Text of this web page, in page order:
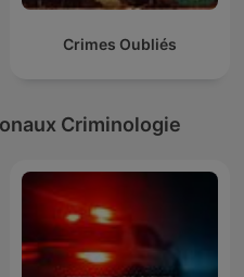
Crimes Oubliés
Criminologie